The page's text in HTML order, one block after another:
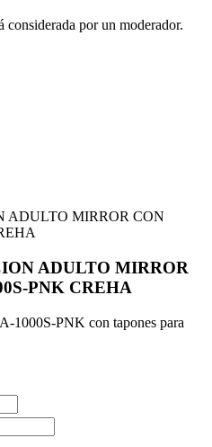
considerada por un moderador.
ADULTO MIRROR
PNK CREHA
1000S-PNK con tapones para